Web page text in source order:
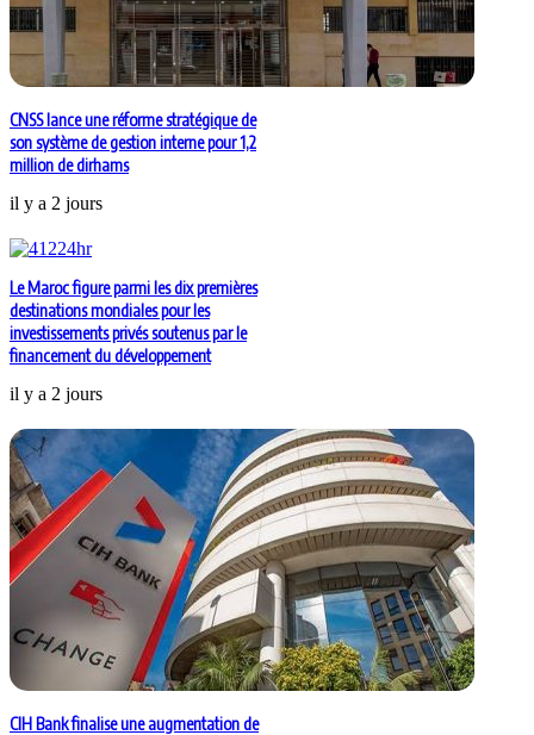
CNSS lance une réforme stratégique de
son système de gestion interne pour 1,2
million de dirhams
il y a 2 jours
Le Maroc figure parmi les dix premières
destinations mondiales pour les
investissements privés soutenus par le
financement du développement
il y a 2 jours
CIH Bank finalise une augmentation de